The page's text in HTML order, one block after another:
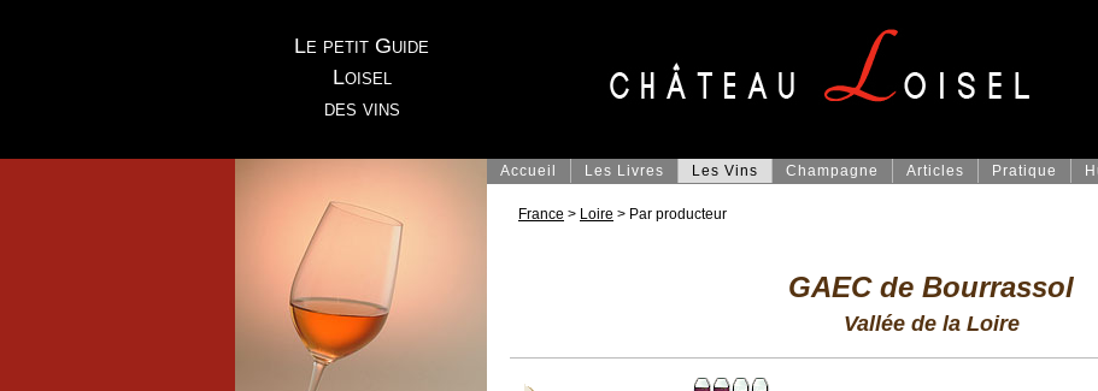
Le petit Guide
Loisel
des vins
Accueil Les Livres Les Vins Champagne Articles Pratique
France > Loire > Par producteur
GAEC de Bourrassol
Vallée de la Loire